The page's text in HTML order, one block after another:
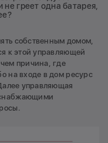
греет одна батарея,
собственным домом,
к этой управляющей
причина, где
на входе в дом ресурс
управляющая